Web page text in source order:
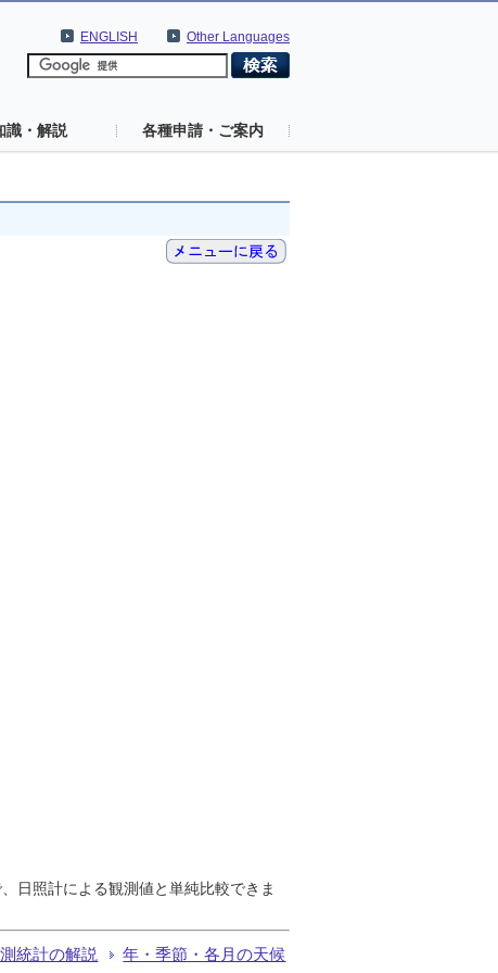
Other Languages
ENGLISH
識・解説 各種申請・ご案内
日照計による観測値と単純比較できま
統計の解説 年・季節・各月の天候